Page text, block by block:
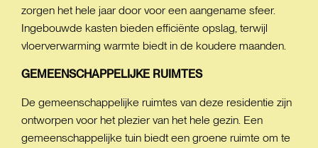
zorgen het hele jaar door voor een aangename sfeer.
Ingebouwde kasten bieden efficiënte opslag, terwijl
vloerverwarming warmte biedt in de koudere maanden.
GEMEENSCHAPPELIJKE RUIMTES
De gemeenschappelijke ruimtes van deze residentie zijn
ontworpen voor het plezier van het hele gezin. Een
gemeenschappelijke tuin biedt een groene ruimte om te